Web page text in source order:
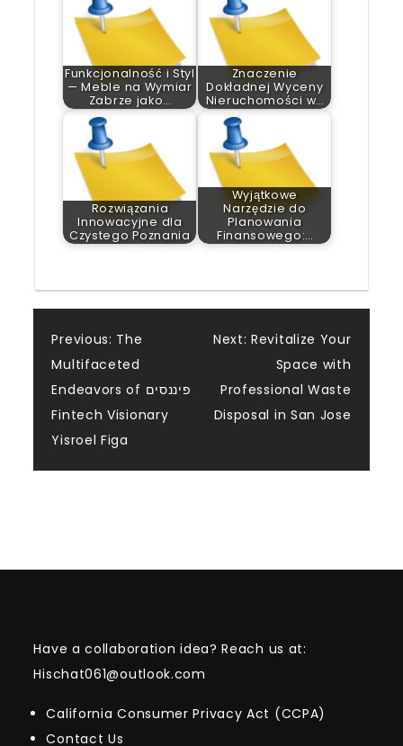
Funkcjonalność i Styl
— Meble na Wymiar
Zabrze jako…
Znaczenie
Dokładnej Wyceny
Nieruchomości w…
Rozwiązania
Innowacyjne dla
Czystego Poznania
Wyjątkowe
Narzędzie do
Planowania
Finansowego:…
Post
navigation
Previous: The
Multifaceted
Endeavors of פיננסים
Fintech Visionary
Yisroel Figa
Next: Revitalize Your
Space with
Professional Waste
Disposal in San Jose
Have a collaboration idea? Reach us at:
Hischat061@outlook.com
California Consumer Privacy Act (CCPA)
Contact Us